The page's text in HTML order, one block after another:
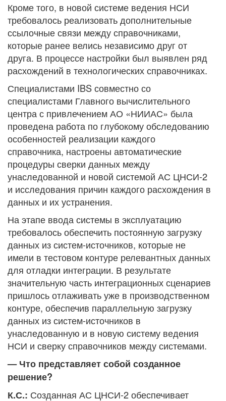
Кроме того, в новой системе ведения НСИ
требовалось реализовать дополнительные
ссылочные связи между справочниками,
которые ранее велись независимо друг от
друга. В процессе настройки был выявлен ряд
расхождений в технологических справочниках.
Специалистами IBS совместно со
специалистами Главного вычислительного
центра с привлечением АО «НИИАС» была
проведена работа по глубокому обследованию
особенностей реализации каждого
справочника, настроены автоматические
процедуры сверки данных между
унаследованной и новой системой АС ЦНСИ-2
и исследования причин каждого расхождения в
данных и их устранения.
На этапе ввода системы в эксплуатацию
требовалось обеспечить постоянную загрузку
данных из систем-источников, которые не
имели в тестовом контуре релевантных данных
для отладки интеграции. В результате
значительную часть интеграционных сценариев
пришлось отлаживать уже в производственном
контуре, обеспечив параллельную загрузку
данных из систем-источников в
унаследованную и в новую систему ведения
НСИ и сверку справочников между системами.
— Что представляет собой созданное
решение?
К.С.: Созданная АС ЦНСИ-2 обеспечивает